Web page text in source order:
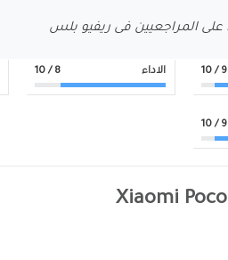
على المراجعيين فى ريفيو بلس
9
/ 10 الاداء 8
/ 10
9
/ 10